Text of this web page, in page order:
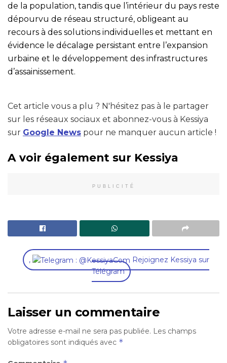
de la population, tandis que l’intérieur du pays reste
dépourvu de réseau structuré, obligeant au
recours à des solutions individuelles et mettant en
évidence le décalage persistant entre l’expansion
urbaine et le développement des infrastructures
d’assainissement.
Cet article vous a plu ? N'hésitez pas à le partager
sur les réseaux sociaux et abonnez-vous à Kessiya
sur Google News pour ne manquer aucun article !
A voir également sur Kessiya
PUBLICITÉ
,
Rejoignez Kessiya sur
Télégram
Laisser un commentaire
Votre adresse e-mail ne sera pas publiée. Les champs
obligatoires sont indiqués avec *